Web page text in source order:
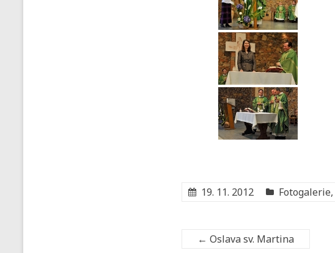
19. 11. 2012 Fotogalerie,
← Oslava sv. Martina